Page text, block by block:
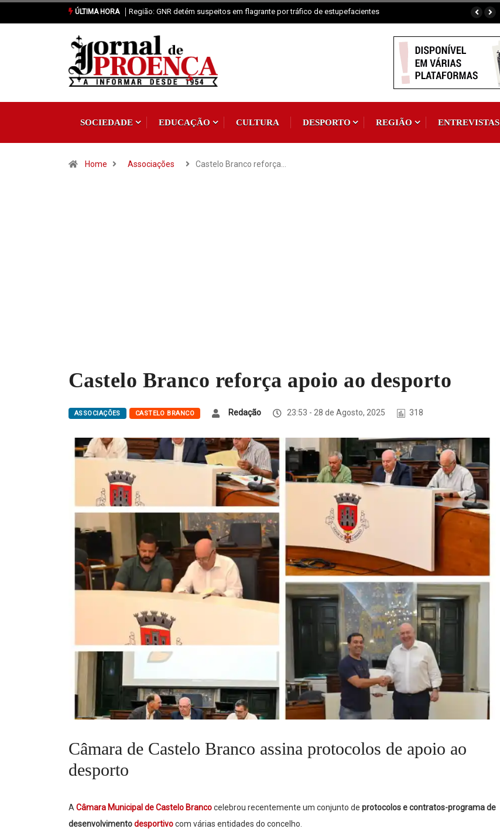
ÚLTIMA HORA Proença-a-Nova: Paróquia vai celebrar Padroeira
SOCIEDADE EDUCAÇÃO CULTURA DESPORTO REGIÃO ENTREVISTAS
Home Associações Castelo Branco reforça…
Castelo Branco reforça apoio ao desporto
ASSOCIAÇÕES CASTELO BRANCO Redação 23:53 - 28 de Agosto, 2025 318
Câmara de Castelo Branco assina protocolos de apoio ao
desporto
A Câmara Municipal de Castelo Brancocelebrou recentemente um conjunto de protocolos e contratos-programa de
desenvolvimentodesportivocom várias entidades do concelho.